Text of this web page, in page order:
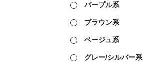
パープル系
ブラウン系
ベージュ系
グレー/シルバー系